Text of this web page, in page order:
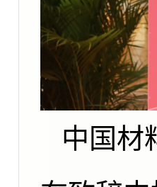
中国材料研究学会理事长李元元院士